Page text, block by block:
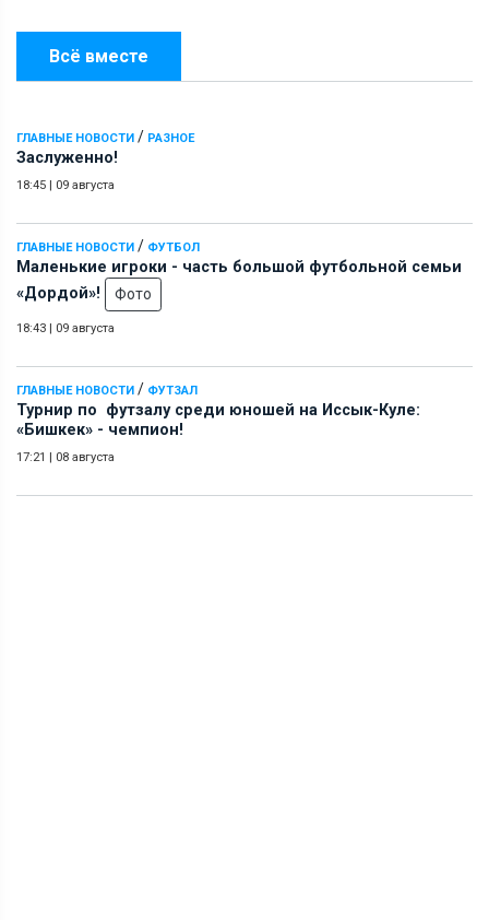
Всё вместе
ГЛАВНЫЕ НОВОСТИ / РАЗНОЕ
Заслуженно!
18:45 | 09 августа
ГЛАВНЫЕ НОВОСТИ / ФУТБОЛ
Маленькие игроки - часть большой футбольной семьи
«Дордой»!
Фото
18:43 | 09 августа
ГЛАВНЫЕ НОВОСТИ / ФУТЗАЛ
Турнир по футзалу среди юношей на Иссык-Куле:
«Бишкек» - чемпион!
17:21 | 08 августа